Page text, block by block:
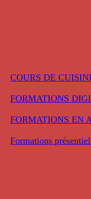
COURS DE
FORMATIONS
FORMATIONS EN
Formations